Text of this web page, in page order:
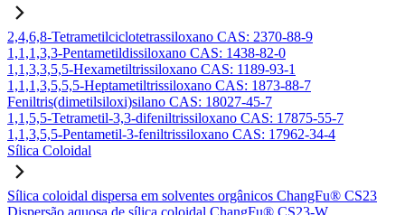
2,4,6,8-Tetrametilciclotetrassiloxano CAS: 2370-88-9
1,1,1,3,3-Pentametildissiloxano CAS: 1438-82-0
1,1,3,3,5,5-Hexametiltrissiloxano CAS: 1189-93-1
1,1,1,3,5,5,5-Heptametiltrissiloxano CAS: 1873-88-7
Feniltris(dimetilsiloxi)silano CAS: 18027-45-7
1,1,5,5-Tetrametil-3,3-difeniltrissiloxano CAS: 17875-55-7
1,1,3,5,5-Pentametil-3-feniltrissiloxano CAS: 17962-34-4
Sílica Coloidal
Sílica coloidal dispersa em solventes orgânicos ChangFu® CS23
Dispersão aquosa de sílica coloidal ChangFu® CS23-W